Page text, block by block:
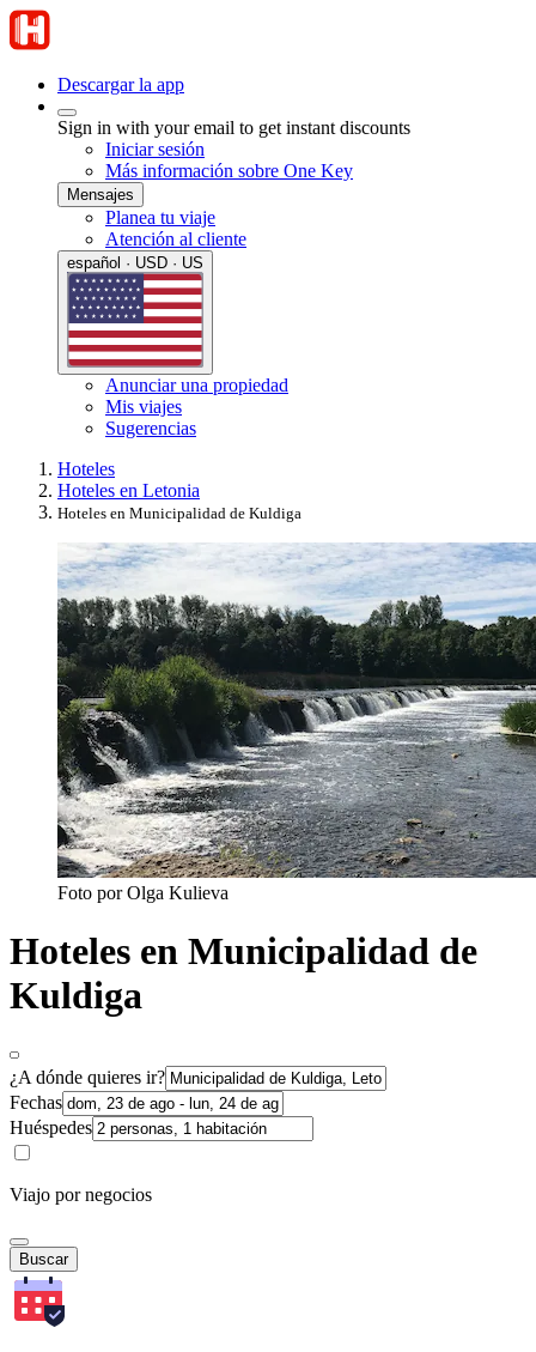
Descargar la app
Sign in with your email to get instant discounts
Iniciar sesión
Más información sobre One Key
Mensajes
Planea tu viaje
Atención al cliente
español · USD · US
Anunciar una propiedad
Mis viajes
Sugerencias
Hoteles
Hoteles en Letonia
Hoteles en Municipalidad de Kuldiga
Foto por Olga Kulieva
Hoteles en Municipalidad de
Kuldiga
¿A dónde quieres ir?
Fechas
Huéspedes
Viajo por negocios
Buscar